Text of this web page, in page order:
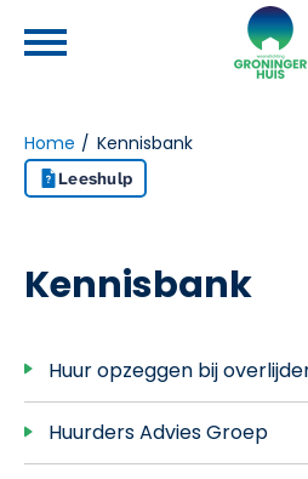
Naar hoofdinhoud
Naar hoofdnavigatiemenu
Naar zoeken
Naar
Ga naar Hoofd
Home Kennisbank
Leeshulp
Kennisbank
Huur opzeggen bij
Huurders Advies Groep